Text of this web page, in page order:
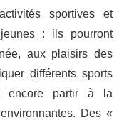
sportives et
: ils pourront
aux plaisirs des
différents sports
encore partir à la
Des «